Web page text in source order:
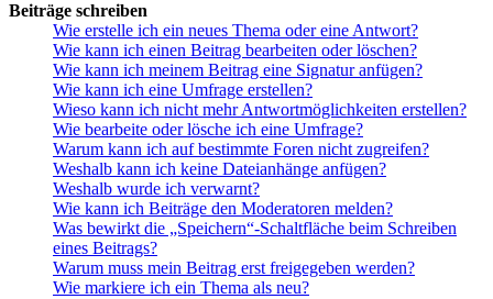
Beiträge schreiben
Wie erstelle ich ein neues Thema oder eine Antwort?
Wie kann ich einen Beitrag bearbeiten oder löschen?
Wie kann ich meinem Beitrag eine Signatur anfügen?
Wie kann ich eine Umfrage erstellen?
Wieso kann ich nicht mehr Antwortmöglichkeiten erstellen?
Wie bearbeite oder lösche ich eine Umfrage?
Warum kann ich auf bestimmte Foren nicht zugreifen?
Weshalb kann ich keine Dateianhänge anfügen?
Weshalb wurde ich verwarnt?
Wie kann ich Beiträge den Moderatoren melden?
Was bewirkt die „Speichern“-Schaltfläche beim Schreiben
eines Beitrags?
Warum muss mein Beitrag erst freigegeben werden?
Wie markiere ich ein Thema als neu?